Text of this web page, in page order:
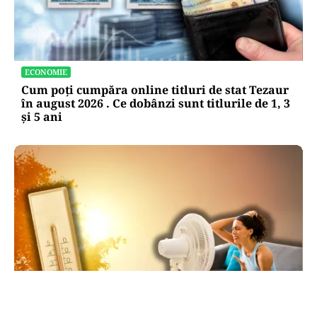
ECONOMIE
Cum poți cumpăra online titluri de stat Tezaur
în august 2026 . Ce dobânzi sunt titlurile de 1, 3
și 5 ani